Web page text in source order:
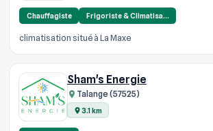
Chauffagiste Frigoriste & Climatisa…
climatisation situé à La Maxe
Sham's Energie
Talange (57525)
3.1 km